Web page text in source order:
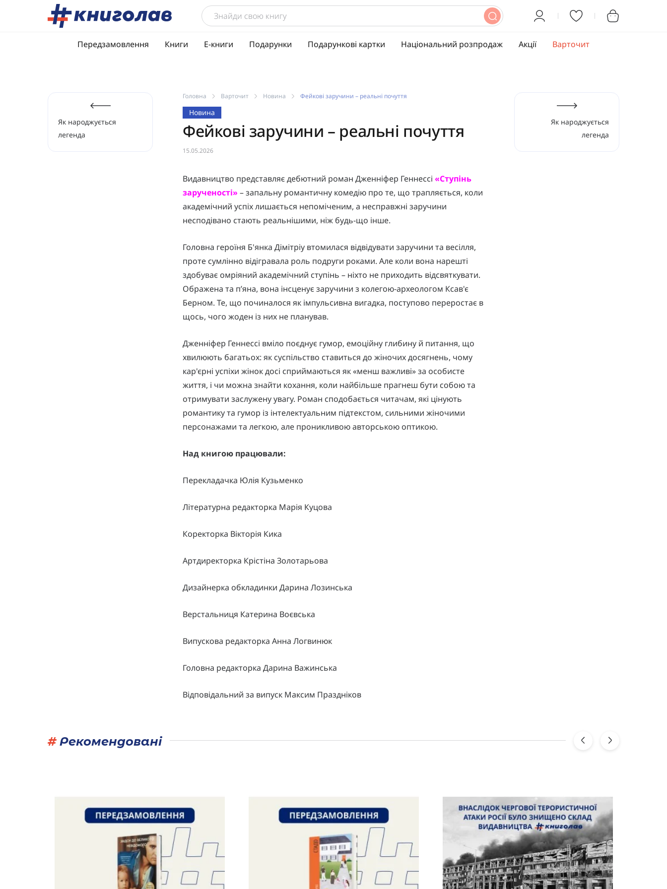
Передзамовлення Книги Е-книги Подарунки Подарункові картки Національний розпродаж Акції Варточит
Як народжується
легенда
Головна Варточит Новина Фейкові заручини – реальні почуття
Новина
Фейкові заручини – реальні почуття
15.05.2026
Видавництво представляє дебютний роман Дженніфер Геннессі «Ступінь
зарученості»– запальну романтичну комедію про те, що трапляється, коли
академічний успіх лишається непоміченим, а несправжні заручини
несподівано стають реальнішими, ніж будь-що інше.
Головна героїня Б'янка Дімітріу втомилася відвідувати заручини та весілля,
проте сумлінно відігравала роль подруги роками. Але коли вона нарешті
здобуває омріяний академічний ступінь – ніхто не приходить відсвяткувати.
Ображена та п’яна, вона інсценує заручини з колегою-археологом Ксав'є
Берном. Те, що починалося як імпульсивна вигадка, поступово переростає в
щось, чого жоден із них не планував.
Дженніфер Геннессі вміло поєднує гумор, емоційну глибину й питання, що
хвилюють багатьох: як суспільство ставиться до жіночих досягнень, чому
кар'єрні успіхи жінок досі сприймаються як «менш важливі» за особисте
життя, і чи можна знайти кохання, коли найбільше прагнеш бути собою та
отримувати заслужену увагу. Роман сподобається читачам, які цінують
романтику та гумор із інтелектуальним підтекстом, сильними жіночими
персонажами та легкою, але проникливою авторською оптикою.
Над книгою працювали:
Перекладачка Юлія Кузьменко
Літературна редакторка Марія Куцова
Коректорка Вікторія Кика
Артдиректорка Крістіна Золотарьова
Дизайнерка обкладинки Дарина Лозинська
Верстальниця Катерина Воєвська
Випускова редакторка Анна Логвинюк
Головна редакторка Дарина Важинська
Відповідальний за випуск Максим Праздніков
Як народжується
легенда
#Рекомендовані